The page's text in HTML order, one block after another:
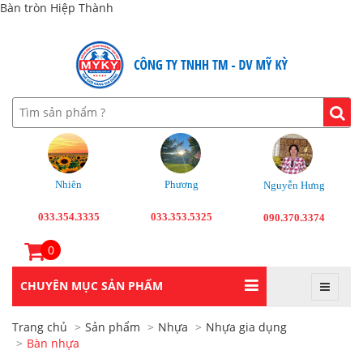
Bàn tròn Hiệp Thành
Nhiên
033.354.3335
Phương
033.353.5325
Nguyễn Hưng
090.370.3374
0
CHUYÊN MỤC SẢN PHẨM
Trang chủ Sản phẩm Nhựa
Nhựa gia dụng
Bàn nhựa